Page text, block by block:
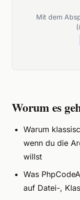
Mit dem
Worum es
Warum
wenn du die
willst
Was
auf Datei-,